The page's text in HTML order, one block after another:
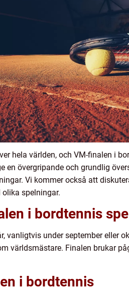
hela världen, och VM-finalen i
en övergripande och grundlig
Vi kommer också att
spelningar.
i bordtennis
vanligtvis under september eller
världsmästare. Finalen brukar
i bordtennis